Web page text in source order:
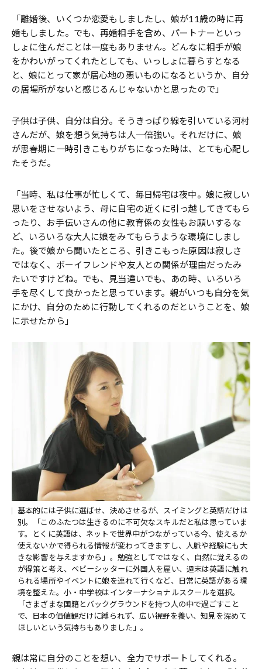
「離婚後、いくつか恋愛もしましたし、娘が11歳の時に再
婚もしました。でも、再婚相手を含め、パートナーといっ
しょに住んだことは一度もありません。どんなに相手が娘
をかわいがってくれたとしても、いっしょに暮らすとなる
と、娘にとって家が居心地の悪いものになるというか、自分
の居場所がないと感じるんじゃないかと思ったので」
子供は子供、自分は自分。そうきっぱり線を引いている河村
さんだが、娘を想う気持ちは人一倍強い。それだけに、娘
が思春期に一時引きこもりがちになった時は、とても心配し
たそうだ。
「当時、私は仕事が忙しくて、毎日帰宅は夜中。娘に寂しい
思いをさせないよう、母に自宅の近くに引っ越してきてもら
ったり、お手伝いさんの他に教育係の女性もお願いするな
ど、いろいろな大人に娘をみてもらうような環境にしまし
た。後で娘から聞いたところ、引きこもった原因は寂しさ
ではなく、ボーイフレンドや友人との関係が理由だったみ
たいですけどね。でも、見当違いでも、あの時、いろいろ
手を尽くして良かったと思っています。親がいつも自分を気
にかけ、自分のために行動してくれるのだということを、娘
に示せたから」
基本的には子供に選ばせ、決めさせるが、スイミングと英語だけは
別。「このふたつは生きるのに不可欠なスキルだと私は思っていま
す。とくに英語は、ネットで世界中がつながっている今、使えるか
使えないかで得られる情報が変わってきますし、人脈や経験にも大
きな影響を与えますから」。勉強としてではなく、自然に覚えるの
が得策と考え、ベビーシッターに外国人を雇い、週末は英語に触れ
られる場所やイベントに娘を連れて行くなど、日常に英語がある環
境を整えた。小・中学校はインターナショナルスクールを選択。
「さまざまな国籍とバックグラウンドを持つ人の中で過ごすこと
で、日本の価値観だけに縛られず、広い視野を養い、知見を深めて
ほしいという気持ちもありました」。
親は常に自分のことを想い、全力でサポートしてくれる。